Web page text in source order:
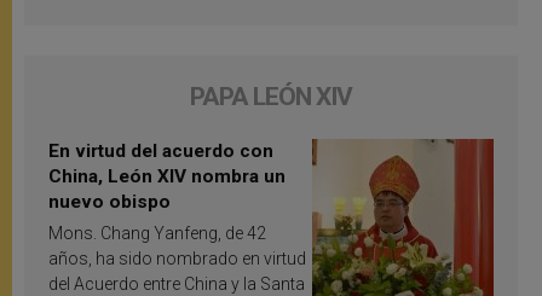
PAPA LEÓN XIV
En virtud del acuerdo con
China, León XIV nombra un
nuevo obispo
Mons. Chang Yanfeng, de 42
años, ha sido nombrado en virtud
del Acuerdo entre China y la Santa